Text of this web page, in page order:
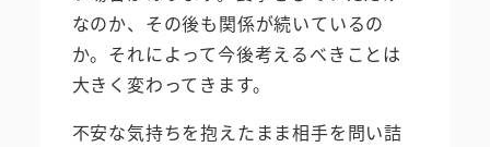
なのか、その後も関係が続いているの
か。それによって今後考えるべきことは
大きく変わってきます。
不安な気持ちを抱えたまま相手を問い詰